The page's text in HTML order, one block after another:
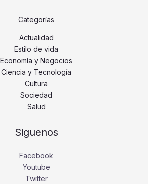
Categorías
Actualidad
Estilo de vida
Economía y Negocios
Ciencia y Tecnología
Cultura
Sociedad
Salud
Siguenos
Facebook
Youtube
Twitter